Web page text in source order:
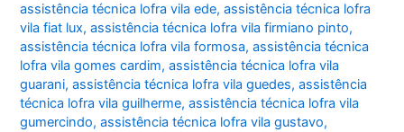
assistência técnica lofra vila ede,assistência técnica lofra
vila fiat lux,assistência técnica lofra vila firmiano pinto,
assistência técnica lofra vila formosa,assistência técnica
lofra vila gomes cardim,assistência técnica lofra vila
guarani,assistência técnica lofra vila guedes,assistência
técnica lofra vila guilherme,assistência técnica lofra vila
gumercindo,assistência técnica lofra vila gustavo,